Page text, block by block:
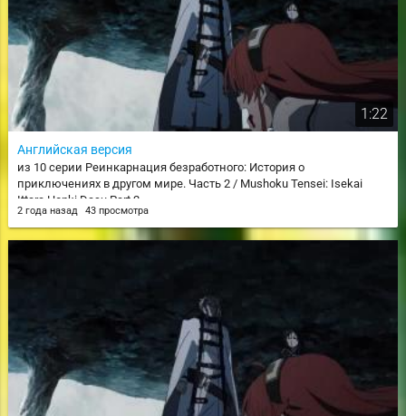
1:22
Английская версия
из 10 серии Реинкарнация безработного: История о
приключениях в другом мире. Часть 2 / Mushoku Tensei: Isekai
Ittara Honki Dasu Part 2
2 года назад 43 просмотра